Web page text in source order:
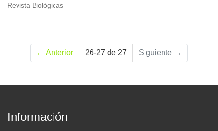
Revista Biológicas
← Anterior 26-27 de 27 Siguiente →
Información